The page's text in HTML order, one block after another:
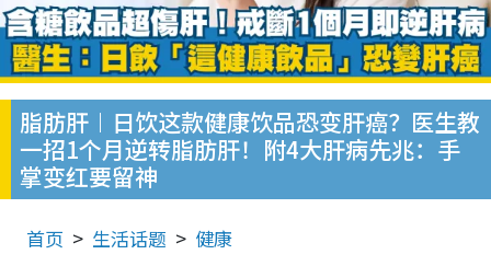
脂肪肝︱日饮这款健康饮品恐变肝癌？医生教
一招1个月逆转脂肪肝！附4大肝病先兆：手
掌变红要留神
首页 生活话题 健康